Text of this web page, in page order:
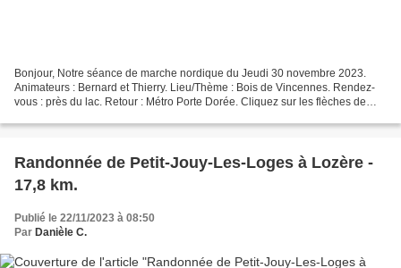
Bonjour, Notre séance de marche nordique du Jeudi 30 novembre 2023.
Animateurs : Bernard et Thierry. Lieu/Thème : Bois de Vincennes. Rendez-
vous : près du lac. Retour : Métro Porte Dorée. Cliquez sur les flèches de
Randonnée de Petit-Jouy-Les-Loges à Lozère -
17,8 km.
Publié le 22/11/2023 à 08:50
Par Danièle C.